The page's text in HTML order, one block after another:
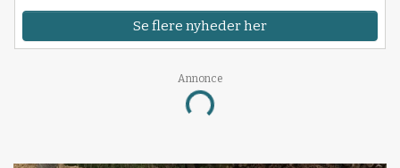
Se flere nyheder her
Annonce
Loading...